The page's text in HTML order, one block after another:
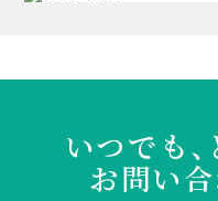
いつでも
お問い